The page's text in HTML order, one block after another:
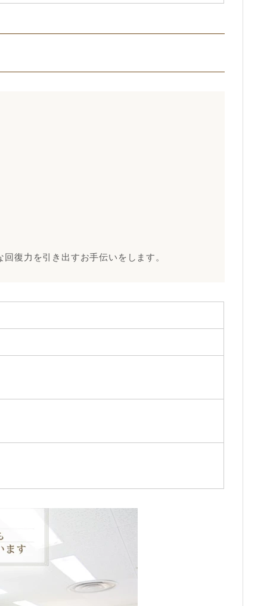
復力を引き出すお手伝いをします。